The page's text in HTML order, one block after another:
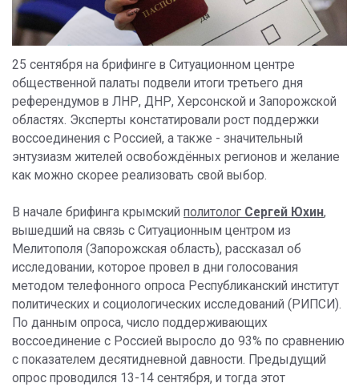
25 сентября на брифинге в Ситуационном центре
общественной палаты подвели итоги третьего дня
референдумов в ЛНР, ДНР, Херсонской и Запорожской
областях. Эксперты констатировали рост поддержки
воссоединения с Россией, а также - значительный
энтузиазм жителей освобождённых регионов и желание
как можно скорее реализовать свой выбор.
В начале брифинга крымский политолог Сергей Юхин,
вышедший на связь с Ситуационным центром из
Мелитополя (Запорожская область), рассказал об
исследовании, которое провел в дни голосования
методом телефонного опроса Республиканский институт
политических и социологических исследований (РИПСИ).
По данным опроса, число поддерживающих
воссоединение с Россией выросло до 93% по сравнению
с показателем десятидневной давности. Предыдущий
опрос проводился 13-14 сентября, и тогда этот